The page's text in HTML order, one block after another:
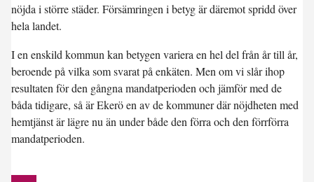
nöjda i större städer. Försämringen i betyg är däremot spridd över
hela landet.
I en enskild kommun kan betygen variera en hel del från år till år,
beroende på vilka som svarat på enkäten. Men om vi slår ihop
resultaten för den gångna mandatperioden och jämför med de
båda tidigare, så är Ekerö en av de kommuner där nöjdheten med
hemtjänst är lägre nu än under både den förra och den förrförra
mandatperioden.